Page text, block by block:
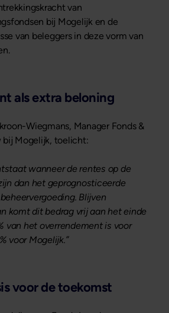
van
bij Mogelijk en de
van beleggers in deze vorm van
als extra beloning
Wiegmans, Manager Fonds &
bij Mogelijk, toelicht:
wanneer de rentes op de
dan het geprognosticeerde
Blijven
komt dit bedrag vrij aan het einde
van het overrendement is voor
voor Mogelijk.”
voor de toekomst